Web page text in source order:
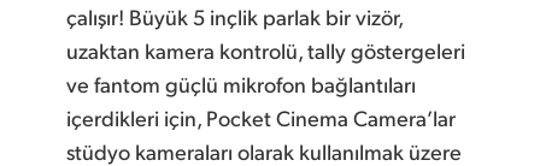
çalışır! Büyük 5 inçlik parlak bir vizör,
uzaktan kamera kontrolü, tally göstergeleri
ve fantom güçlü mikrofon bağlantıları
içerdikleri için, Pocket Cinema Camera’lar
stüdyo kameraları olarak kullanılmak üzere